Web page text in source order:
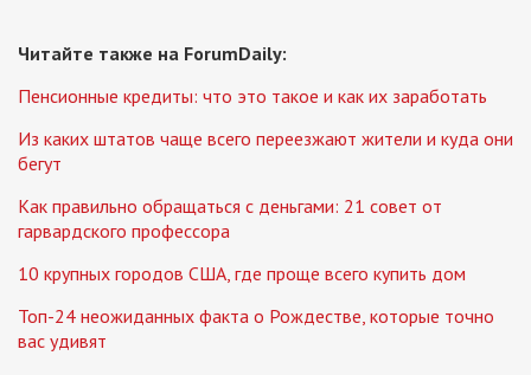
Читайте также на ForumDaily:
Пенсионные кредиты: что это такое и как их заработать
Из каких штатов чаще всего переезжают жители и куда они
бегут
Как правильно обращаться с деньгами: 21 совет от
гарвардского профессора
10 крупных городов США, где проще всего купить дом
Топ-24 неожиданных факта о Рождестве, которые точно
вас удивят